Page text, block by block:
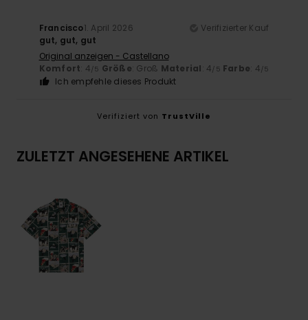
Francisco1. April 2026
Verifizierter Kauf
gut, gut, gut
Original anzeigen - Castellano
Komfort: 4/5 Größe: Groß Material: 4/5 Farbe: 4/5
Ich empfehle dieses Produkt
Verifiziert von TrustVille
ZULETZT ANGESEHENE ARTIKEL